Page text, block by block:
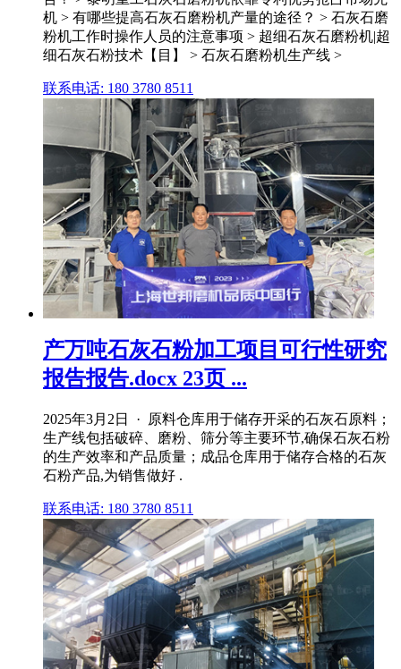
机 > 有哪些提高石灰石磨粉机产量的途径？ > 石灰石磨
粉机工作时操作人员的注意事项 > 超细石灰石磨粉机|超
细石灰石粉技术【目】 > 石灰石磨粉机生产线 >
联系电话: 180 3780 8511
产万吨石灰石粉加工项目可行性研究
报告报告.docx 23页 ...
2025年3月2日 · 原料仓库用于储存开采的石灰石原料；
生产线包括破碎、磨粉、筛分等主要环节,确保石灰石粉
的生产效率和产品质量；成品仓库用于储存合格的石灰
石粉产品,为销售做好 .
联系电话: 180 3780 8511